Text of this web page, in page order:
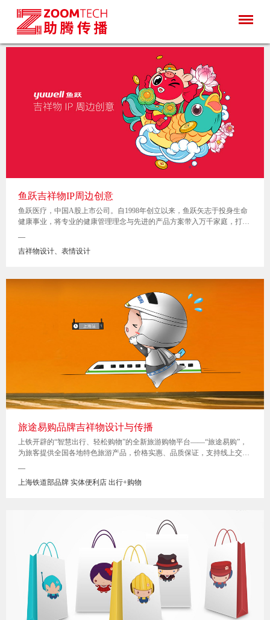
鱼跃吉祥物IP周边创意
鱼跃医疗，中国A股上市公司。自1998年创立以来，鱼跃矢志于投身生命
健康事业，将专业的健康管理理念与先进的产品方案带入万千家庭，打造
—
吉祥物设计、表情设计
旅途易购品牌吉祥物设计与传播
上铁开辟的“智慧出行、轻松购物”的全新旅游购物平台——“旅途易购”，
为旅客提供全国各地特色旅游产品，价格实惠、品质保证，支持线上交易
—
上海铁道部品牌 实体便利店 出行+购物